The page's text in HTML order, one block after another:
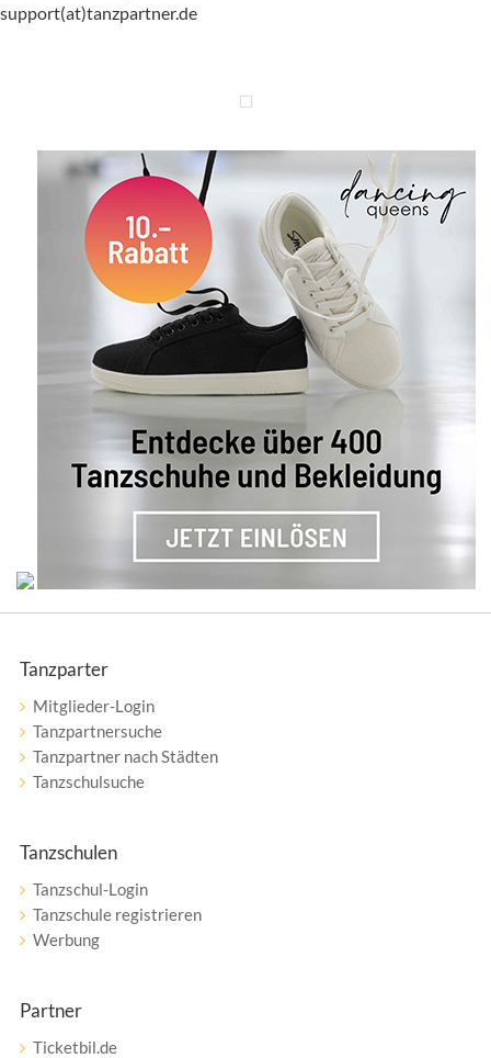
support(at)tanzpartner.de
Tanzparter
Mitglieder-Login
Tanzpartnersuche
Tanzpartner nach Städten
Tanzschulsuche
Tanzschulen
Tanzschul-Login
Tanzschule registrieren
Werbung
Partner
Ticketbil.de